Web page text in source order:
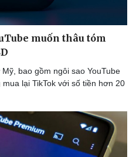
Ô tô - Xe máy
muốn thâu tóm
bao gồm ngôi sao YouTube
lại TikTok với số tiền hơn 20